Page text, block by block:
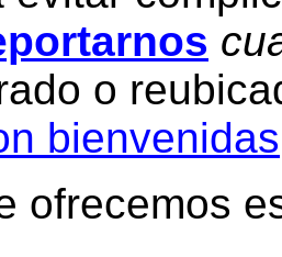
o
bienvenidas
ofrecemos